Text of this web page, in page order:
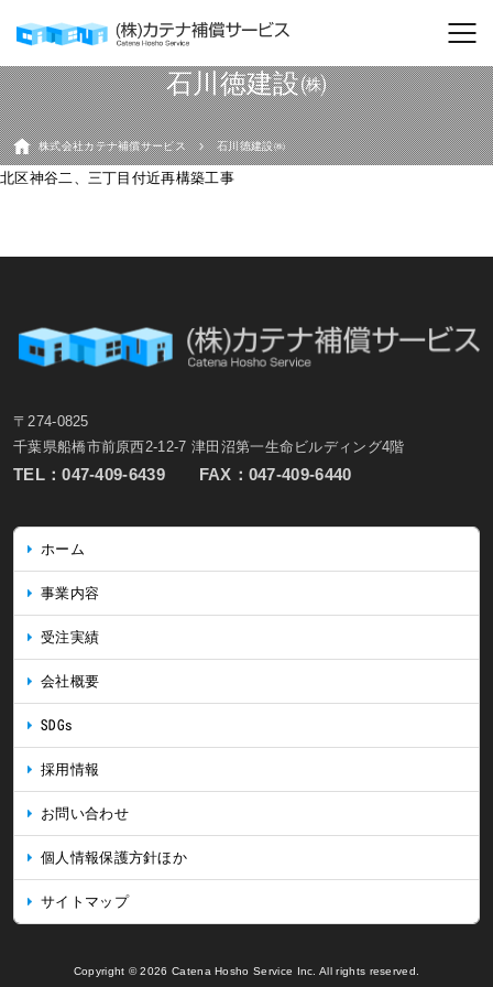
石川徳建設㈱
株式会社カテナ補償サービス 石川徳建設㈱
北区神谷二、三丁目付近再構築工事
〒274-0825
千葉県船橋市前原西2-12-7 津田沼第一生命ビルディング4階
TEL：047-409-6439 FAX：047-409-6440
ホーム
事業内容
受注実績
会社概要
SDGs
採用情報
お問い合わせ
個人情報保護方針ほか
サイトマップ
Copyright © 2026 Catena Hosho Service Inc. All rights reserved.